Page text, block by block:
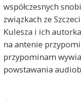
współczesnych
związkach ze
Kulesza i ich
na antenie
przypominam
powstawania